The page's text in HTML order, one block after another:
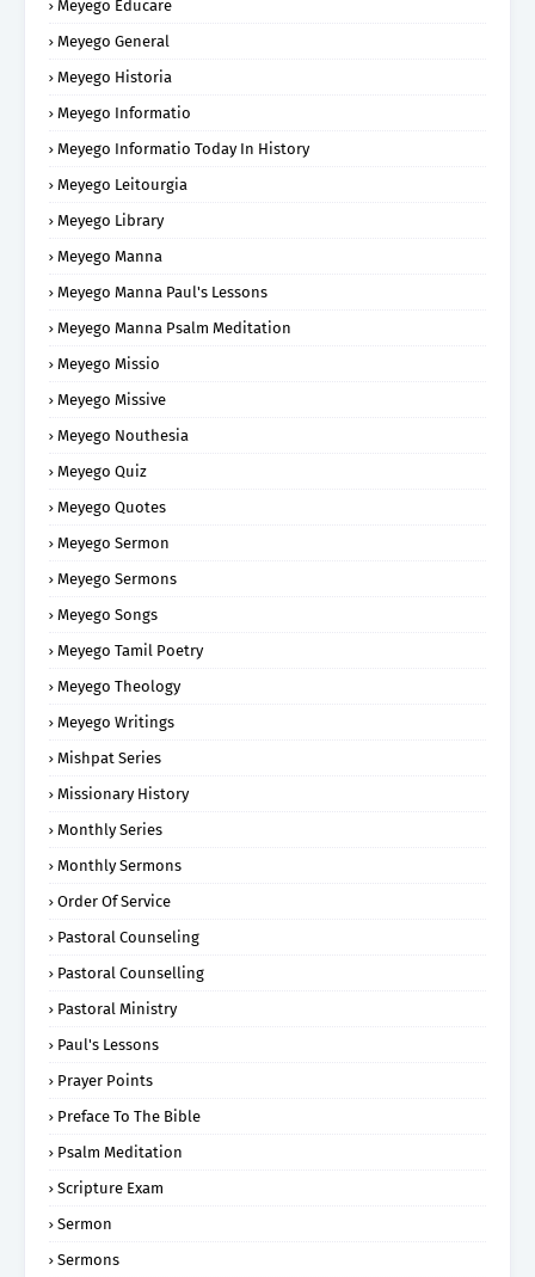
Meyego Educare
Meyego General
Meyego Historia
Meyego Informatio
Meyego Informatio Today In History
Meyego Leitourgia
Meyego Library
Meyego Manna
Meyego Manna Paul's Lessons
Meyego Manna Psalm Meditation
Meyego Missio
Meyego Missive
Meyego Nouthesia
Meyego Quiz
Meyego Quotes
Meyego Sermon
Meyego Sermons
Meyego Songs
Meyego Tamil Poetry
Meyego Theology
Meyego Writings
Mishpat Series
Missionary History
Monthly Series
Monthly Sermons
Order Of Service
Pastoral Counseling
Pastoral Counselling
Pastoral Ministry
Paul's Lessons
Prayer Points
Preface To The Bible
Psalm Meditation
Scripture Exam
Sermon
Sermons